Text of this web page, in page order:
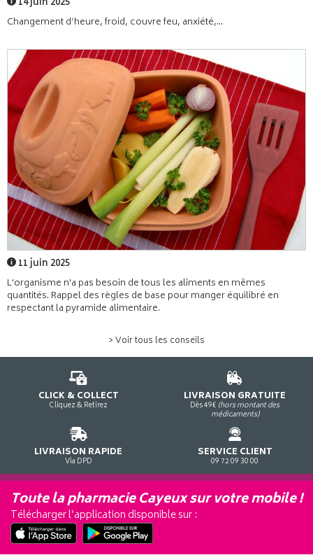
Changement d’heure, froid, couvre feu, anxiété,...
11 juin 2025
L'organisme n'a pas besoin de tous les aliments en mêmes
quantités. Rappel des règles de base pour manger équilibré en
respectant la pyramide alimentaire.
> Voir tous les conseils
CLICK & COLLECT
Cliquez & Retirez
LIVRAISON GRATUITE
Dès 49€ (hors montant des
médicaments)
LIVRAISON RAPIDE
Via DPD
SERVICE CLIENT
09 72 09 30 00
Toute la pharmacie Cayeux sur votre mobile !
Télécharger l’application disponible sur :